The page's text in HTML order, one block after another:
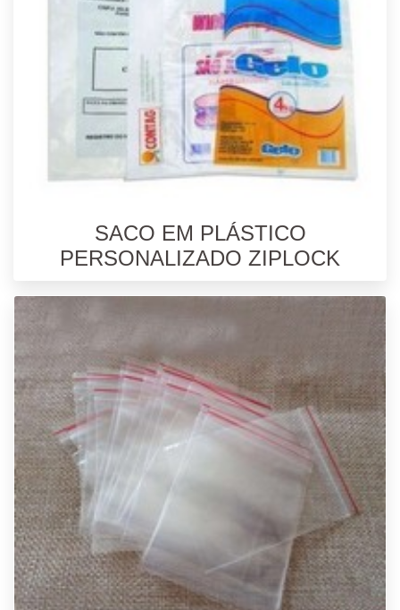
SACO EM PLÁSTICO
PERSONALIZADO ZIPLOCK